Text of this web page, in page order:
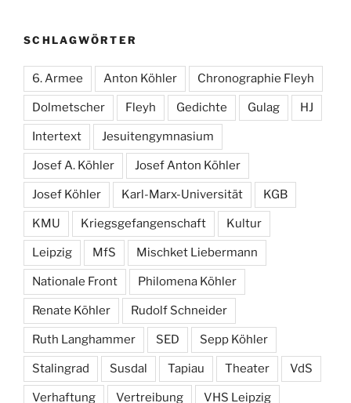
SCHLAGWÖRTER
6. Armee Anton Köhler Chronographie Fleyh
Dolmetscher Fleyh Gedichte Gulag HJ
Intertext Jesuitengymnasium
Josef A. Köhler Josef Anton Köhler
Josef Köhler Karl-Marx-Universität KGB
KMU Kriegsgefangenschaft Kultur
Leipzig MfS Mischket Liebermann
Nationale Front Philomena Köhler
Renate Köhler Rudolf Schneider
Ruth Langhammer SED Sepp Köhler
Stalingrad Susdal Tapiau Theater VdS
Verhaftung Vertreibung VHS Leipzig